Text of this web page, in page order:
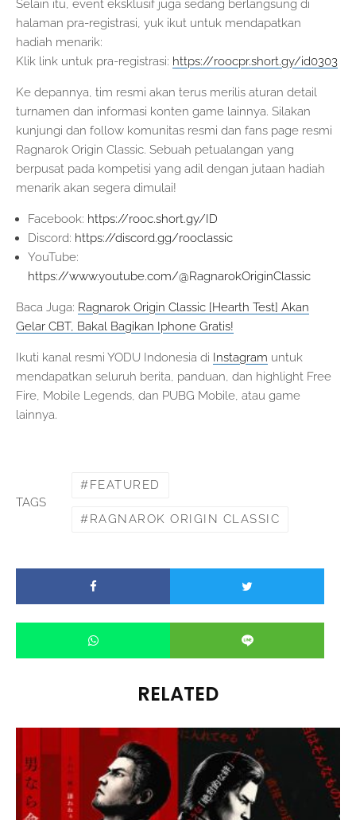
Selain itu, event eksklusif juga sedang berlangsung di
halaman pra-registrasi, yuk ikut untuk mendapatkan
hadiah menarik:
Klik link untuk pra-registrasi: https://roocpr.short.gy/id0303
Ke depannya, tim resmi akan terus merilis aturan detail
turnamen dan informasi konten game lainnya. Silakan
kunjungi dan follow komunitas resmi dan fans page resmi
Ragnarok Origin Classic. Sebuah petualangan yang
berpusat pada kompetisi yang adil dengan jutaan hadiah
menarik akan segera dimulai!
Facebook: https://rooc.short.gy/ID
Discord: https://discord.gg/rooclassic
YouTube:
https://www.youtube.com/@RagnarokOriginClassic
Baca Juga: Ragnarok Origin Classic [Hearth Test] Akan
Gelar CBT, Bakal Bagikan Iphone Gratis!
Ikuti kanal resmi YODU Indonesia di Instagram untuk
mendapatkan seluruh berita, panduan, dan highlight Free
Fire, Mobile Legends, dan PUBG Mobile, atau game
lainnya.
TAGS
FEATURED
RAGNAROK ORIGIN CLASSIC
RELATED